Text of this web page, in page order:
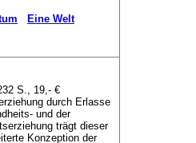
Eine Welt
S., 19,- €
durch Erlasse
und der
trägt dieser
Konzeption der